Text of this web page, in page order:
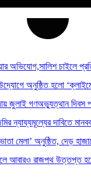
অভিযোগ,সালিশ চাইলে
অনুষ্ঠিত হলো
জুলাই গণঅভ্যুত্থান দিবস
ন্যায্যমূল্যের দাবিতে
মেলা’ অনুষ্ঠিত, দেড়
আবারও রাজপথ উত্তপ্ত হবে